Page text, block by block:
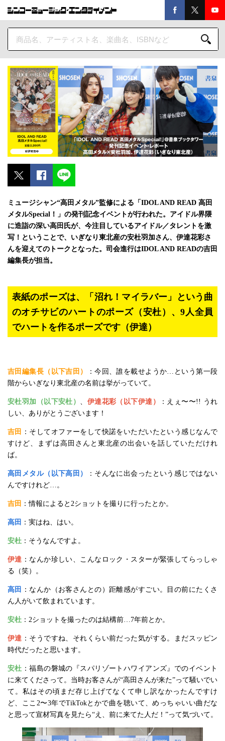
ミュージシャン“高田メタル”監修による「IDOL AND READ 高田
メタルSpecial！」の発刊記念イベントが行われた。アイドル界隈
に造詣の深い高田氏が、今注目しているアイドル／タレントを激
写！ということで、いぎなり東北産の安杜羽加さん、伊達花彩さ
んを迎えてのトークとなった。司会進行はIDOL AND READの吉田
編集長が担当。
表紙のポーズは、「沼れ！マイラバー」という曲
のオチサビのハートのポーズ（安杜）、9人全員
でハートを作るポーズです（伊達）
吉田編集長（以下吉田）
：今回、誰を載せようか…という第一段
階からいぎなり東北産の名前は挙がっていて。
安杜羽加（以下安杜） 伊達花彩（以下伊達）
：えぇ〜〜!! うれ
しい、ありがとうございます！
吉田
：そしてオファーをして快諾をいただいたという感じなんで
すけど、まずは高田さんと東北産の出会いを話していただけれ
ば。
高田メタル（以下高田）
：そんなに出会ったという感じではない
んですけれど…。
吉田 ：情報によると2ショットを撮りに行ったとか。
高田 ：実はね、はい。
安杜 ：そうなんですよ。
伊達 ：なんか珍しい、こんなロック・スターが緊張してらっしゃ
る（笑）。
高田
：なんか（お客さんとの）距離感がすごい。目の前にたくさ
ん人がいて飲まれています。
安杜 ：2ショットを撮ったのは結構前…7年前とか。
伊達 ：そうですね、それくらい前だった気がする。まだスッピン
時代だったと思います。
安杜 ：福島の磐城の『スパリゾートハワイアンズ』でのイベント
に来てくださって。当時お客さんが“高田さんが来た”って騒いでい
て。私はその頃まだ存じ上げてなくて申し訳なかったんですけ
ど、ここ2〜3年でTikTokとかで曲を聴いて、めっちゃいい曲だな
と思って宣材写真を見たら“え、前に来てた人だ！”って気づいて。